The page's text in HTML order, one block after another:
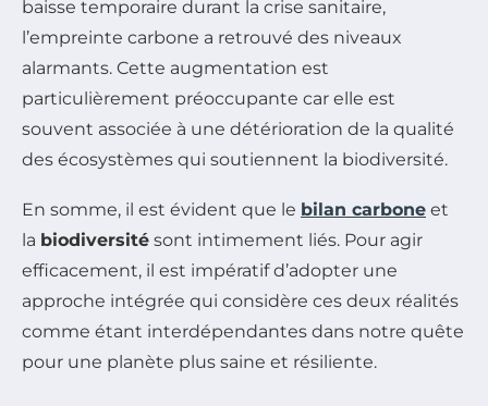
baisse temporaire durant la crise sanitaire,
l’empreinte carbone a retrouvé des niveaux
alarmants. Cette augmentation est
particulièrement préoccupante car elle est
souvent associée à une détérioration de la qualité
des écosystèmes qui soutiennent la biodiversité.
En somme, il est évident que le bilan carbone et
la biodiversité sont intimement liés. Pour agir
efficacement, il est impératif d’adopter une
approche intégrée qui considère ces deux réalités
comme étant interdépendantes dans notre quête
pour une planète plus saine et résiliente.